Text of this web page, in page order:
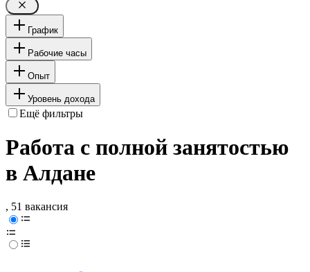
График
Рабочие часы
Опыт
Уровень дохода
Ещё фильтры
Работа с полной занятостью
в Алдане
, 51 вакансия